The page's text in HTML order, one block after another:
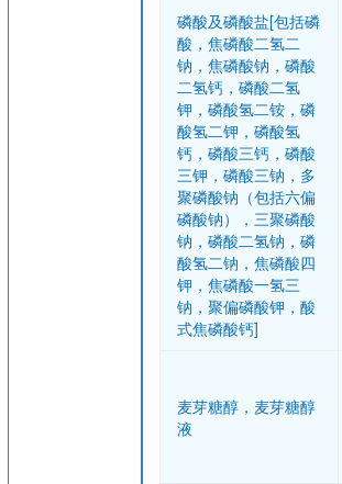
磷酸及磷酸盐[包括磷
酸，焦磷酸二氢二
钠，焦磷酸钠，磷酸
二氢钙，磷酸二氢
钾，磷酸氢二铵，磷
酸氢二钾，磷酸氢
钙，磷酸三钙，磷酸
三钾，磷酸三钠，多
聚磷酸钠（包括六偏
磷酸钠），三聚磷酸
钠，磷酸二氢钠，磷
酸氢二钠，焦磷酸四
钾，焦磷酸一氢三
钠，聚偏磷酸钾，酸
式焦磷酸钙]
麦芽糖醇，麦芽糖醇
液